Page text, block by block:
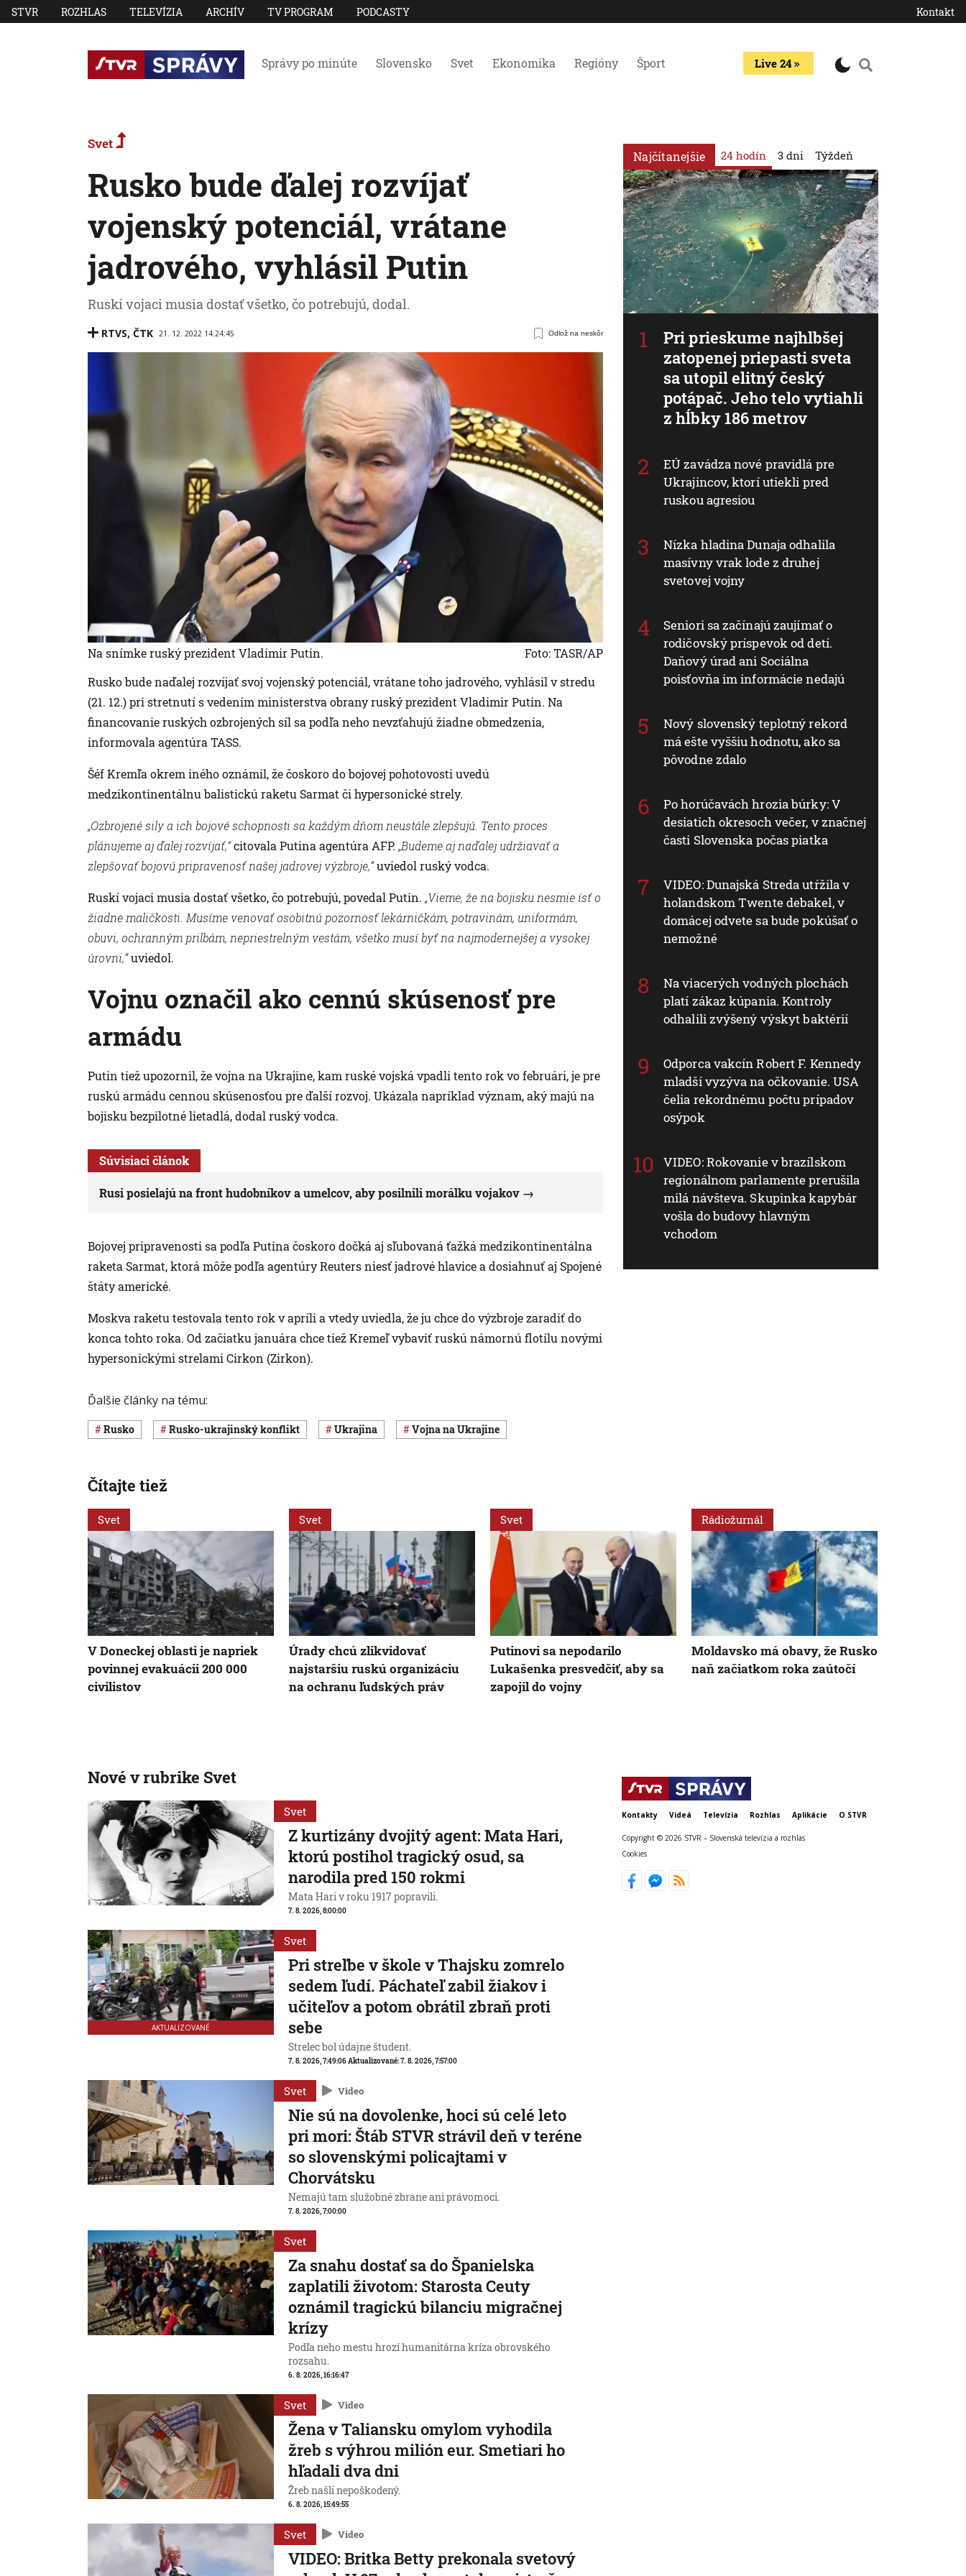
STVR ROZHLAS TELEVÍZIA ARCHÍV TV PROGRAM PODCASTY Kontakt
Správy po minúte Slovensko Svet Ekonomika Regióny Šport Live 24
Svet
Rusko bude ďalej rozvíjať
vojenský potenciál, vrátane
jadrového, vyhlásil Putin
Ruskí vojaci musia dostať všetko, čo potrebujú, dodal.
RTVS, ČTK 21. 12. 2022 14:24:45 Odlož na neskôr
Na snímke ruský prezident Vladimir Putin.
Foto: TASR/AP
Rusko bude naďalej rozvíjať svoj vojenský potenciál, vrátane toho jadrového, vyhlásil v stredu
(21. 12.) pri stretnutí s vedením ministerstva obrany ruský prezident Vladimir Putin. Na
financovanie ruských ozbrojených síl sa podľa neho nevzťahujú žiadne obmedzenia,
informovala agentúra TASS.
Šéf Kremľa okrem iného oznámil, že čoskoro do bojovej pohotovosti uvedú
medzikontinentálnu balistickú raketu Sarmat či hypersonické strely.
„Ozbrojené sily a ich bojové schopnosti sa každým dňom neustále zlepšujú. Tento proces
plánujeme aj ďalej rozvíjať,“citovala Putina agentúra AFP. „Budeme aj naďalej udržiavať a
zlepšovať bojovú pripravenosť našej jadrovej výzbroje,“uviedol ruský vodca.
Ruskí vojaci musia dostať všetko, čo potrebujú, povedal Putin. „Vieme, že na bojisku nesmie ísť o
žiadne maličkosti. Musíme venovať osobitnú pozornosť lekárničkám, potravinám, uniformám,
obuvi, ochranným prilbám, nepriestrelným vestám, všetko musí byť na najmodernejšej a vysokej
úrovni,“uviedol.
Vojnu označil ako cennú skúsenosť pre
armádu
Putin tiež upozornil, že vojna na Ukrajine, kam ruské vojská vpadli tento rok vo februári, je pre
ruskú armádu cennou skúsenosťou pre ďalší rozvoj. Ukázala napríklad význam, aký majú na
bojisku bezpilotné lietadlá, dodal ruský vodca.
Súvisiaci článok
Rusi posielajú na front hudobníkov a umelcov, aby posilnili morálku vojakov
Bojovej pripravenosti sa podľa Putina čoskoro dočká aj sľubovaná ťažká medzikontinentálna
raketa Sarmat, ktorá môže podľa agentúry Reuters niesť jadrové hlavice a dosiahnuť aj Spojené
štáty americké.
Moskva raketu testovala tento rok v apríli a vtedy uviedla, že ju chce do výzbroje zaradiť do
konca tohto roka. Od začiatku januára chce tiež Kremeľ vybaviť ruskú námornú flotilu novými
hypersonickými strelami Cirkon (Zirkon).
Ďalšie články na tému:
Rusko rusko-ukrajinský konflikt Ukrajina vojna na Ukrajine
Najčítanejšie 24 hodín
Pri prieskume najhlbšej
zatopenej priepasti sveta
sa utopil elitný český
potápač. Jeho telo vytiahli
z hĺbky 186 metrov
EÚ zavádza nové pravidlá pre
Ukrajincov, ktorí utiekli pred
ruskou agresiou
Nízka hladina Dunaja odhalila
masívny vrak lode z druhej
svetovej vojny
Seniori sa začínajú zaujímať o
rodičovský príspevok od detí.
Daňový úrad ani Sociálna
poisťovňa im informácie nedajú
Nový slovenský teplotný rekord
má ešte vyššiu hodnotu, ako sa
pôvodne zdalo
Po horúčavách hrozia búrky: V
desiatich okresoch večer, v značnej
časti Slovenska počas piatka
VIDEO: Dunajská Streda utŕžila v
holandskom Twente debakel, v
domácej odvete sa bude pokúšať o
nemožné
Na viacerých vodných plochách
platí zákaz kúpania. Kontroly
odhalili zvýšený výskyt baktérií
Odporca vakcín Robert F. Kennedy
mladší vyzýva na očkovanie. USA
čelia rekordnému počtu prípadov
osýpok
VIDEO: Rokovanie v brazílskom
regionálnom parlamente prerušila
milá návšteva. Skupinka kapybár
vošla do budovy hlavným
vchodom
3 dni Týždeň
Čítajte tiež
Svet
V Doneckej oblasti je napriek
povinnej evakuácii 200 000
civilistov
Svet
Úrady chcú zlikvidovať
najstaršiu ruskú organizáciu
na ochranu ľudských práv
Svet
Putinovi sa nepodarilo
Lukašenka presvedčiť, aby sa
zapojil do vojny
Rádiožurnál
Moldavsko má obavy, že Rusko
naň začiatkom roka zaútočí
Nové v rubrike Svet
Svet
Z kurtizány dvojitý agent: Mata Hari,
ktorú postihol tragický osud, sa
narodila pred 150 rokmi
Mata Hari v roku 1917 popravili.
7. 8. 2026, 8:00:00
AKTUALIZOVANÉ
Svet
Pri streľbe v škole v Thajsku zomrelo
sedem ľudí. Páchateľ zabil žiakov i
učiteľov a potom obrátil zbraň proti
sebe
Strelec bol údajne študent.
7. 8. 2026, 7:49:06Aktualizované:7. 8. 2026, 7:57:00
Svet Video
Nie sú na dovolenke, hoci sú celé leto
pri mori: Štáb STVR strávil deň v teréne
so slovenskými policajtami v
Chorvátsku
Nemajú tam služobné zbrane ani právomoci.
7. 8. 2026, 7:00:00
Svet
Za snahu dostať sa do Španielska
zaplatili životom: Starosta Ceuty
oznámil tragickú bilanciu migračnej
krízy
Podľa neho mestu hrozí humanitárna kríza obrovského
rozsahu.
6. 8. 2026, 16:16:47
Svet Video
Žena v Taliansku omylom vyhodila
žreb s výhrou milión eur. Smetiari ho
hľadali dva dni
Žreb našli nepoškodený.
6. 8. 2026, 15:49:55
Svet Video
VIDEO: Britka Betty prekonala svetový
Kontakty Videá Televízia Rozhlas Aplikácie O STVR
Copyright © 2026 STVR – Slovenská televízia a rozhlas
Cookies